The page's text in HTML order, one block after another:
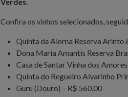
Confira os vinhos selecionados,
Quinta da Alorna Reserva Arinto
Dona Maria Amantis Reserva
Casa de Santar Vinha dos
Quinta do Regueiro Alvarinho
Guru (Douro) – R$ 560,00